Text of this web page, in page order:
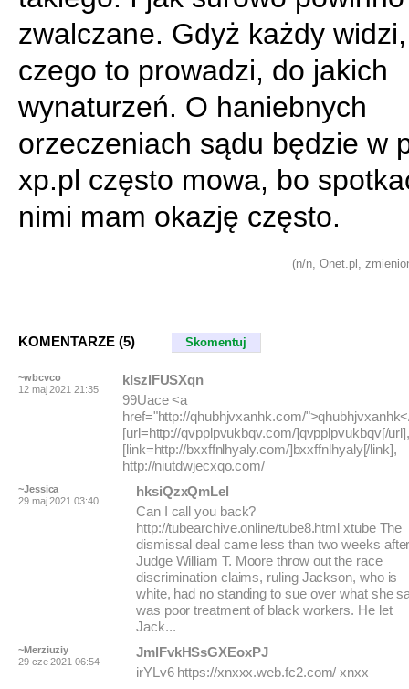
zwalczane. Gdyż każdy
czego to prowadzi, do jakich
wynaturzeń. O haniebnych
orzeczeniach sądu będzie w
xp.pl często mowa, bo
nimi mam okazję często.
(n/n, Onet.pl,
KOMENTARZE (5) Skomentuj
~wbcvco
12 maj 2021 21:35
kIszlFUSXqn
99Uace <a
href="http://qhubhjvxanhk.com/
[url=http://qvpplpvukbqv.com/]qvpplpvukbqv[/
[link=http://bxxffnlhyaly.com/]bxxffnlhyaly[/link],
http://niutdwjecxqo.com/
~Jessica
29 maj 2021 03:40
hksiQzxQmLel
Can I call you back?
http://tubearchive.online/tube8.html xtube The
dismissal deal came less than two weeks
Judge William T. Moore throw out the race
discrimination claims, ruling Jackson, who is
white, had no standing to sue over what she
was poor treatment of black workers. He let
Jack...
~Merziuziy
29 cze 2021 06:54
JmlFvkHSsGXEoxPJ
irYLv6 https://xnxxx.web.fc2.com/ xnxx